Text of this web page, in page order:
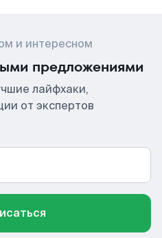
и интересном
предложениями
лайфхаки,
от экспертов